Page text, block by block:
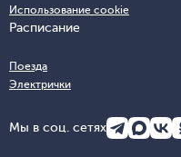
Использование cookie
Расписание
Поезда
Электрички
Мы в соц. сетях